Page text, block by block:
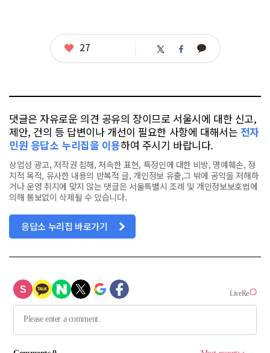
좋
27 트 페 카
댓글은 자유로운 의견 공유의 장이므로 서울시에 대한 신고,
제안, 건의 등 답변이나 개선이 필요한 사항에 대해서는 전자
민원 응답소 누리집을 이용하여 주시기 바랍니다.
상업성 광고, 저작권 침해, 저속한 표현, 특정인에 대한 비방, 명예훼손, 정
치적 목적, 유사한 내용의 반복적 글, 개인정보 유출,그 밖에 공익을 저해하
거나 운영 취지에 맞지 않는 댓글은 서울특별시 조례 및 개인정보보호법에
의해 통보없이 삭제될 수 있습니다.
응답소 누리집 바로가기